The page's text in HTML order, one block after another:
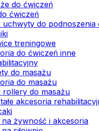
do ćwiczeń
ćwiczeń
uchwyty do podnoszenia
treningowe
do ćwiczeń inne
do masażu
do masażu
rollery do masażu
akcesoria
żywność i akcesoria